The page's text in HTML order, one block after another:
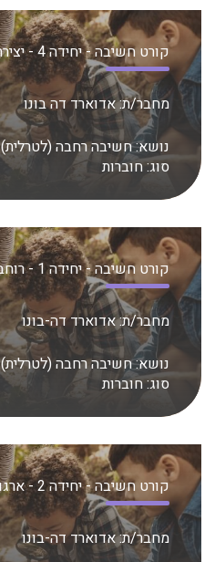
קורט חשיבה - יחידה 4 - יצירתיות - מדריך למורה
מחבר/ת:אדוארד דה בונו
נושא:חשיבה רחבה (לטרלית)
סוג:חוברות
קורט חשיבה - יחידה 1 - רוחב - כרטיסיות לתלמיד
מחבר/ת:אדוארד דה-בונו
נושא:חשיבה רחבה (לטרלית)
סוג:חוברות
קורט חשיבה - יחידה 2 - ארגון - כרטיסיות לתלמיד
מחבר/ת:אדוארד דה-בונו